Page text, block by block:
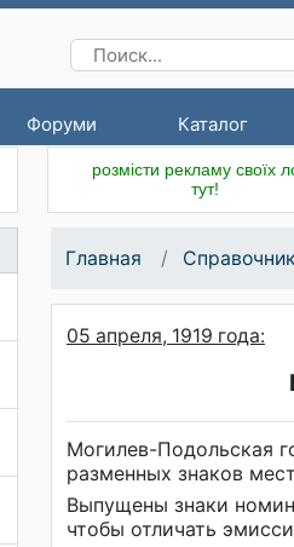
Форуми Каталог
розмісти рекламу своїх
тут!
Главная
05 апреля, 1919 года:
Могилев-Подольская
разменных знаков
Выпущены знаки
чтобы отличать